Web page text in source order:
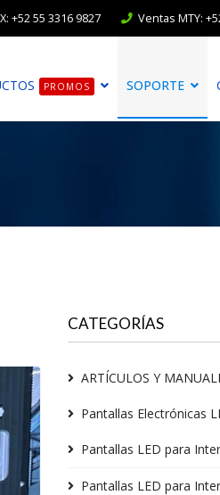
+52 55 3316 9827 Ventas MTY:
PROMOS SOPORTE
CATEGORÍAS
ARTÍCULOS Y
Pantallas Electrónicas
Pantallas LED para
Pantallas LED para